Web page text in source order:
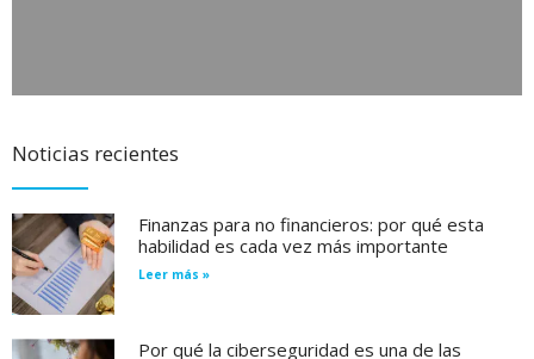
Noticias recientes
Finanzas para no financieros: por qué esta
habilidad es cada vez más importante
Leer más »
Por qué la ciberseguridad es una de las